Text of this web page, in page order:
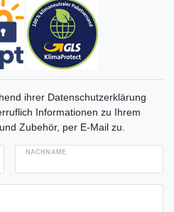
ihrer Datenschutzerklärung
Informationen zu Ihrem
Zubehör, per E-Mail zu.
NACHNAME